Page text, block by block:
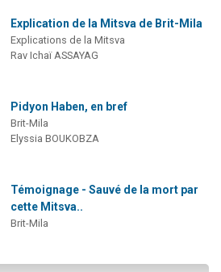
Explication de la Mitsva de Brit-Mila
Explications de la Mitsva
Rav Ichaï ASSAYAG
Pidyon Haben, en bref
Brit-Mila
Elyssia BOUKOBZA
Témoignage - Sauvé de la mort par
cette Mitsva..
Brit-Mila